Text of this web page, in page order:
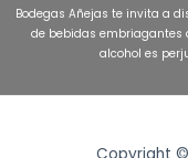
Bodegas Añejas te invita a
de bebidas embriagantes
alcohol es
Copyright ©